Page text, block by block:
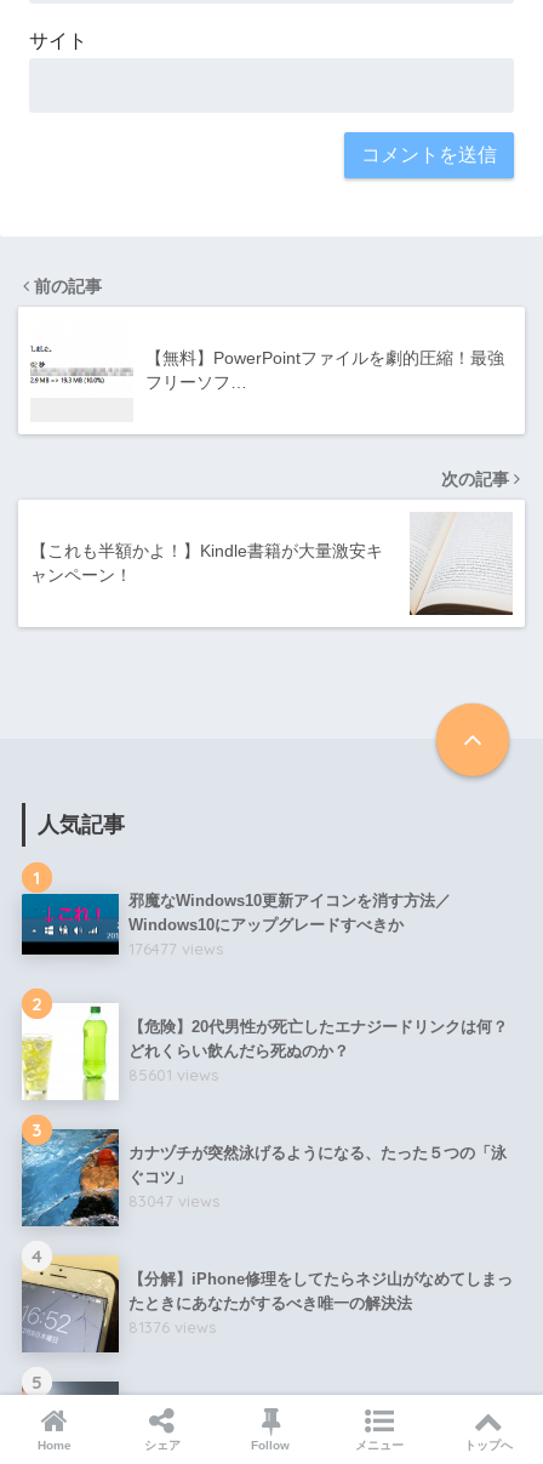
サイト
前の記事
【無料】PowerPointファイルを劇的圧縮！最強
フリーソフ…
次の記事
【これも半額かよ！】Kindle書籍が大量激安キ
ャンペーン！
人気記事
1
邪魔なWindows10更新アイコンを消す方法／
Windows10にアップグレードすべきか
176477 views
2
【危険】20代男性が死亡したエナジードリンクは何？
どれくらい飲んだら死ぬのか？
85601 views
3
カナヅチが突然泳げるようになる、たった５つの「泳
ぐコツ」
83047 views
4
【分解】iPhone修理をしてたらネジ山がなめてしまっ
たときにあなたがするべき唯一の解決法
81376 views
5
【完全論破】TVタックルでのホリエモンとひろゆきに
よる論破祭りを検証してみた！
58215 views
Home シェア Follow メニュー トップへ